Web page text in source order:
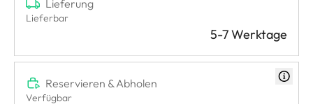
Lieferung
Lieferbar
5-7 Werktage
Reservieren & Abholen
Verfügbar